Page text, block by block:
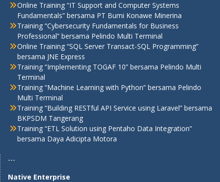
Online Training “IT Support and Computer Systems
Fundamentals” bersama PT Bumi Konawe Minerina
Training “Cybersecurity Fundamentals for Business
Professional” bersama Pelindo Multi Terminal
Online Training “SQL Server Transact-SQL Programming”
bersama JNE Express
Training “Implementing TOGAF 10” bersama Pelindo Multi
Terminal
Training “Machine Learning with Python” bersama Pelindo
Multi Terminal
Training “Building RESTful API Service using Laravel” bersama
BKPSDM Tangerang
Training “ETL Solution using Pentaho Data Integration”
bersama Daya Adicipta Motora
---
Native Enterprise